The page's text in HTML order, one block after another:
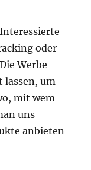
oder
Werbe-
lassen, um
mit wem
uns
anbieten